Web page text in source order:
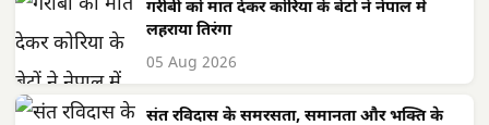
गरीबी को मात देकर कोरिया के बेटों ने नेपाल में
लहराया तिरंगा
05 Aug 2026
संत रविदास के समरसता, समानता और भक्ति के